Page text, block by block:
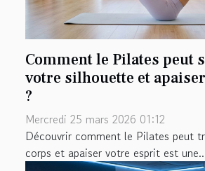
Comment le Pilates peut
votre silhouette et
?
Mercredi 25 mars 2026 01:12
Découvrir comment le Pilates peut
corps et apaiser votre esprit est